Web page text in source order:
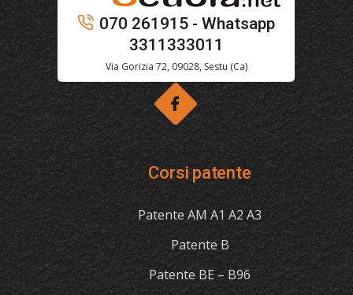
070 261915 - Whatsapp
3311333011
Via Gorizia 72, 09028, Sestu (Ca)
Corsi patente
Patente AM A1 A2 A3
Patente B
Patente BE – B96